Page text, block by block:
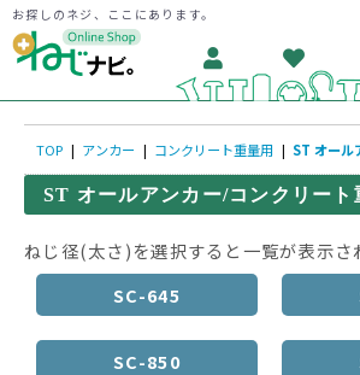
お探しのネジ、ここにあります。
TOP | アンカー | コンクリート重量用 | ST オール
ST オールアンカー/コンクリート
ねじ径(太さ)を選択すると一覧が表示さ
SC-645
SC-850